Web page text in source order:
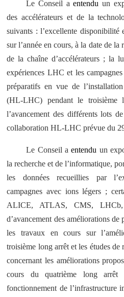
Le Conseil aentendu un
des accélérateurs et de la
suivants : l’excellente disponibilité
sur l’année en cours, à la date de
de la chaîne d’accélérateurs ; la
expériences LHC et les
préparatifs en vue de
(HL-LHC) pendant le troisième
l’avancement des différents lots
collaboration HL-LHC prévue du
Le Conseil aentendu un
la recherche et de l’informatique,
les données recueillies par
campagnes avec ions légers ;
ALICE, ATLAS, CMS,
d’avancement des améliorations
les travaux en cours sur
troisième long arrêt et les études de
concernant les améliorations
cours du quatrième long
fonctionnement de l’infrastructure